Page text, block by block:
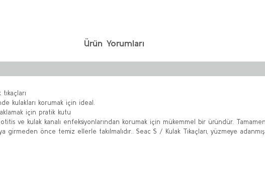
Ürün Yorumları
kulakları korumak için ideal.
için pratik kutu
ve kulak kanalı enfeksiyonlarından korumak için mükemmel bir üründür.
girmeden önce temiz ellerle takılmalıdır.. Seac S / Kulak Tıkaçları, yüzmeye